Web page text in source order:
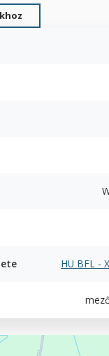
HU BFL -